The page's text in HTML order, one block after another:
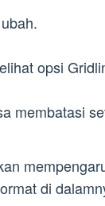
opsi
membatasi
di